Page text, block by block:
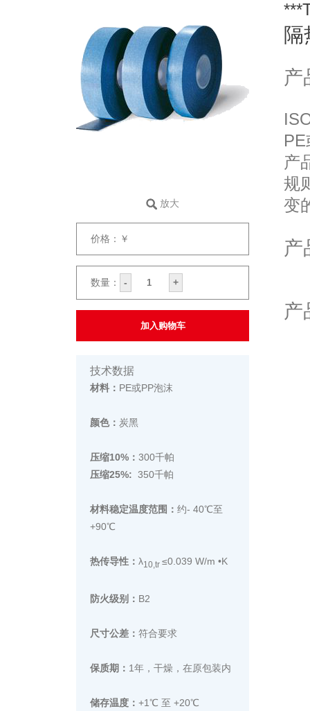
放大
价格：￥
数量： - +
加入购物车
技术数据
材料： PE或PP泡沫
颜色： 炭黑
压缩10%： 300千帕
压缩25%: 350千帕
材料稳定温度范围： 约- 40℃至
+90℃
热传导性： λ10,tr ≤0.039 W/m •K
防火级别： B2
尺寸公差： 符合要求
保质期： 1年，干燥，在原包装内
储存温度： +1℃ 至 +20℃
隔
产
产
规
变
产
产